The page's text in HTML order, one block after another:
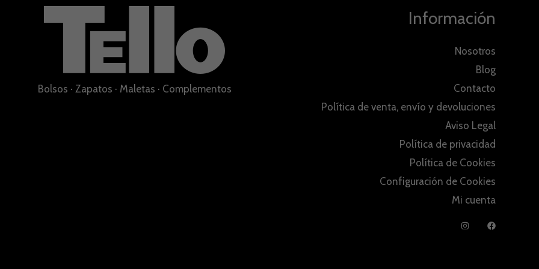
Bolsos · Zapatos · Maletas · Complementos
Información
Nosotros
Blog
Contacto
Política de venta, envío y devoluciones
Aviso Legal
Política de privacidad
Política de Cookies
Configuración de Cookies
Mi cuenta